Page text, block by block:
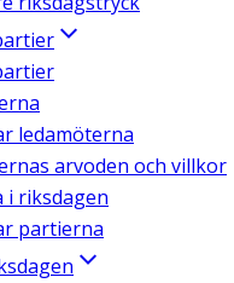
ledamöterna
arvoden och villkor
i riksdagen
partierna